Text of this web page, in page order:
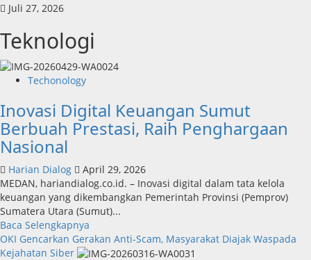
Juli 27, 2026
Teknologi
Techonology
Inovasi Digital Keuangan Sumut
Berbuah Prestasi, Raih Penghargaan
Nasional
Harian Dialog
April 29, 2026
MEDAN, hariandialog.co.id. – Inovasi digital dalam tata kelola
keuangan yang dikembangkan Pemerintah Provinsi (Pemprov)
Sumatera Utara (Sumut)...
Baca Selengkapnya
more
about
OKI Gencarkan Gerakan Anti-Scam, Masyarakat Diajak Waspada
Kejahatan Siber